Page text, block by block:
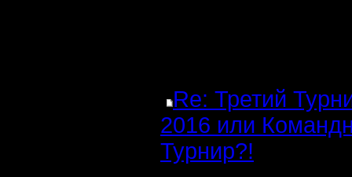
Re: Третий
2016 или
Турнир?!